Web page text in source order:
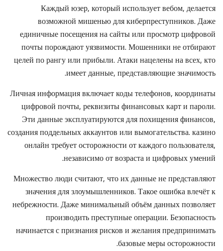
Каждый юзер, который использует вебом, делается
возможной мишенью для киберпреступников. Даже
единичные посещения на сайты или просмотр цифровой
почты порождают уязвимости. Мошенники не отбирают
целей по рангу или прибыли. Атаки нацелены на всех, кто
имеет данные, представляющие значимость.
Личная информация включает коды телефонов, координаты
цифровой почты, реквизиты финансовых карт и пароли.
Эти данные эксплуатируются для похищения финансов,
создания поддельных аккаунтов или вымогательства. казино
онлайн требует осторожности от каждого пользователя,
независимо от возраста и цифровых умений.
Множество люди считают, что их данные не представляют
значения для злоумышленников. Такое ошибка влечёт к
небрежности. Даже минимальный объём данных позволяет
производить преступные операции. Безопасность
начинается с признания рисков и желания предпринимать
базовые меры осторожности.